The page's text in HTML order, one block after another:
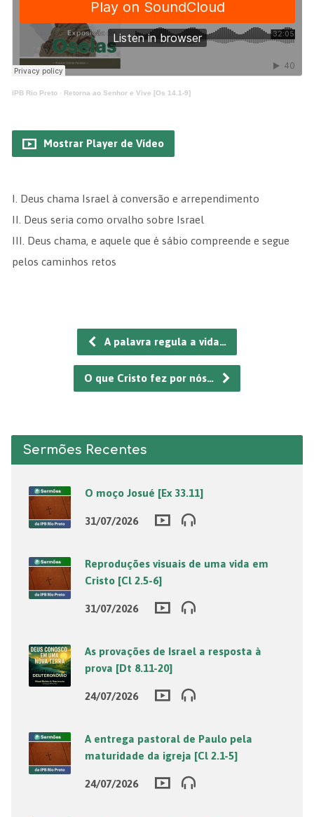
IPB Rio Preto· Retorna ao Senhor e Vive [Os 14.1-9]
Mostrar Player de Vídeo
I.⁠ ⁠Deus chama Israel à conversão e arrependimento
II.⁠ ⁠Deus seria como orvalho sobre Israel
III.⁠ ⁠Deus chama, e aquele que é sábio compreende e segue
pelos caminhos retos
A palavra regula a vida…
O que Cristo fez por nós…
Sermões Recentes
O moço Josué [Ex 33.11]
31/07/2026
Reproduções visuais de uma vida em
Cristo [Cl 2.5-6]
31/07/2026
As provações de Israel a resposta à
prova [Dt 8.11-20]
24/07/2026
A entrega pastoral de Paulo pela
maturidade da igreja [Cl 2.1-5]
24/07/2026